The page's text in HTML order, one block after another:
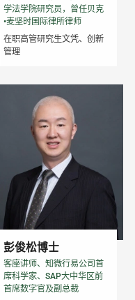
学法学院研究员，曾任贝克
•麦坚时国际律所律师
在职高管研究生文凭、创新
管理
彭俊松博士
客座讲师、知微行易公司首
席科学家、SAP大中华区前
首席数字官及副总裁